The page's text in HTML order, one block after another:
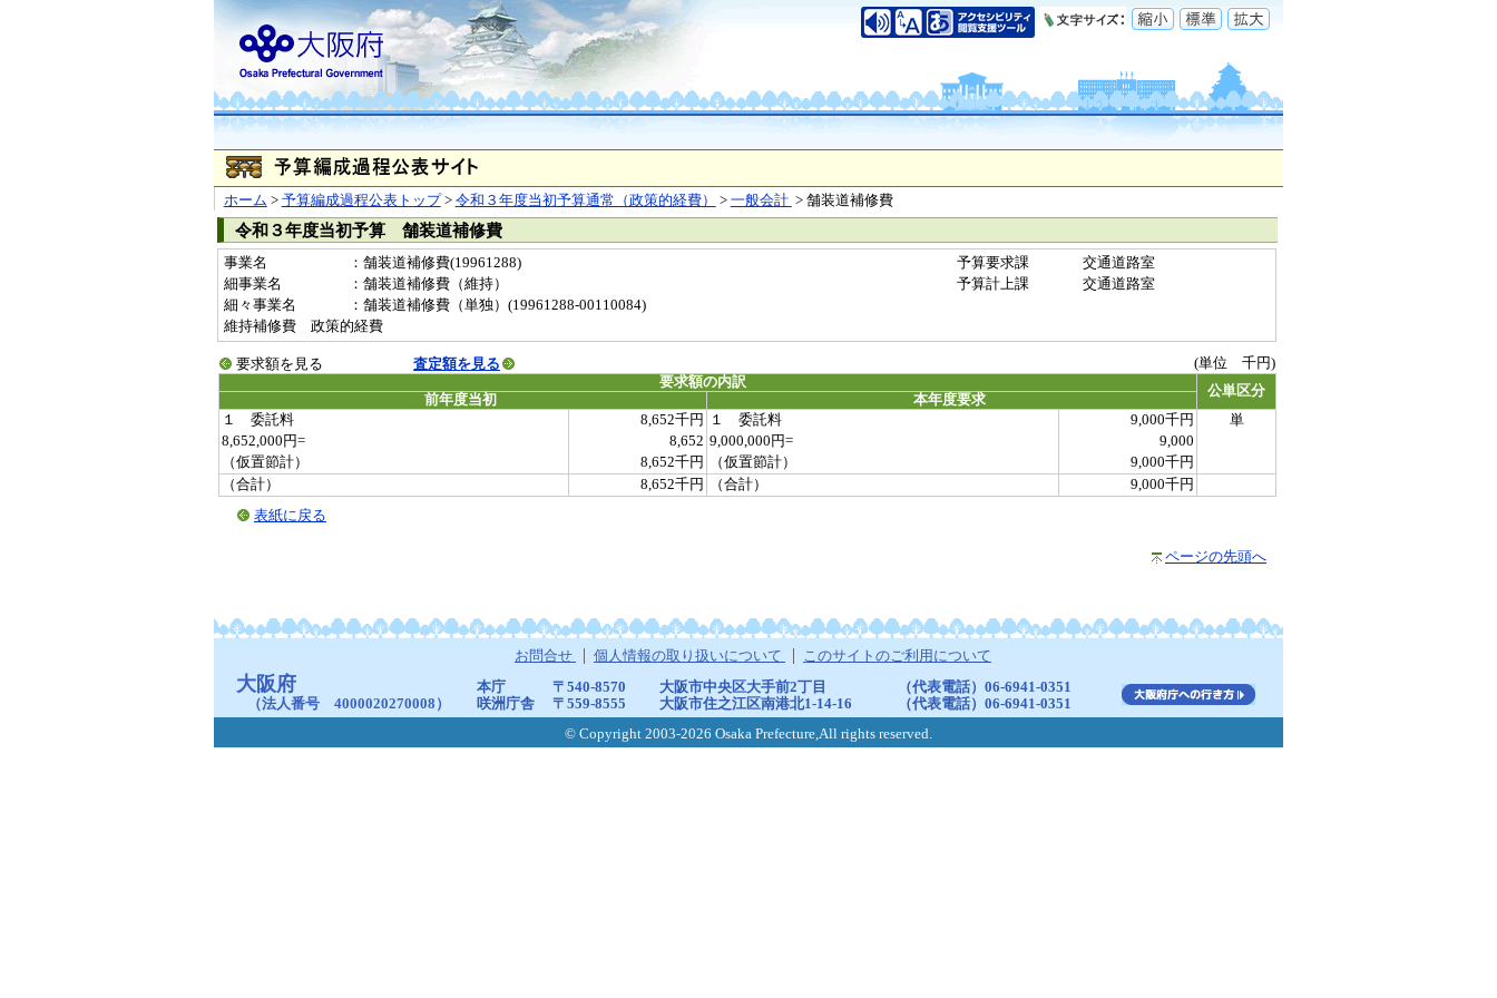
ホーム > 予算編成過程公表トップ> 令和３年度当初予算通常（政策的経費） > 一般会計 > 舗装道補修費
令和３年度当初予算 舗装道補修費
事業名 ：舗装道補修費(19961288) 予算要求課
交通道路室
細事業名
：舗装道補修費（維持） 予算計上課
交通道路室
細々事業名
：舗装道補修費（単独）(19961288-00110084)
維持補修費 政策的経費
要求額を見る 査定額を見る
(単位 千円)
要求額の内訳
公単区分
前年度当初
本年度要求
１ 委託料
8,652千円 １ 委託料 9,000千円
単
8,652,000円=
8,652 9,000,000円=
9,000
（仮置節計）
8,652千円 （仮置節計）
9,000千円
（合計）
8,652千円 （合計）
9,000千円
表紙に戻る
ページの先頭へ
お問合せ 個人情報の取り扱いについて このサイトのご利用について
大阪府
（法人番号 4000020270008）
本庁 〒540-8570 大阪市中央区大手前2丁目
（代表電話）06-6941-0351
咲洲庁舎
〒559-8555 大阪市住之江区南港北1-14-16
（代表電話）06-6941-0351
© Copyright 2003-2026 Osaka Prefecture,All rights reserved.